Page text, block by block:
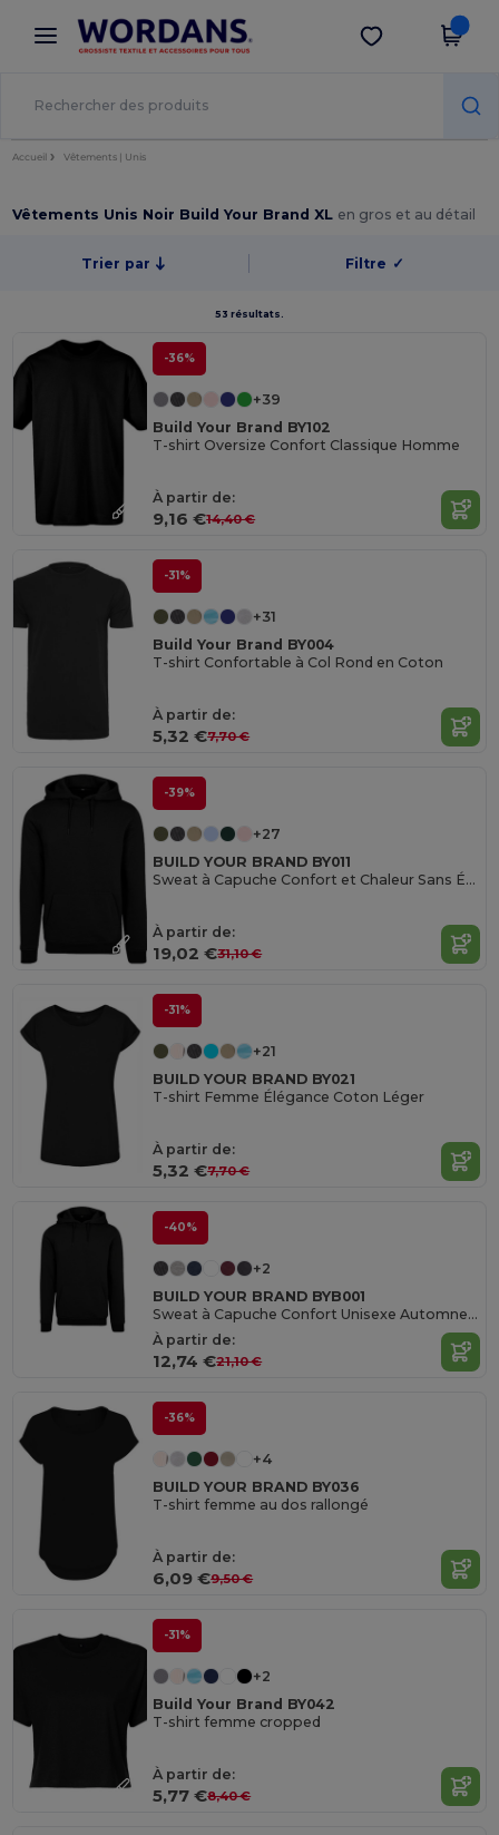
× Appli Wordans
Meilleurs prix sur l’app !
Obtenir l'appli
Accueil Vêtements | Unis
Vêtements Unis Noir Build Your Brand XL en gros et au détail
Trier par Filtre ✓
53 résultats.
-36%
+39
Build Your Brand BY102
T-shirt Oversize Confort Classique Homme
À partir de:
9,16 €14,40 €
-31%
+31
Build Your Brand BY004
T-shirt Confortable à Col Rond en Coton
À partir de:
5,32 €7,70 €
-39%
+27
BUILD YOUR BRAND BY011
Sweat à Capuche Confort et Chaleur Sans Étiquette
À partir de:
19,02 €31,10 €
-31%
+21
BUILD YOUR BRAND BY021
T-shirt Femme Élégance Coton Léger
À partir de:
5,32 €7,70 €
-40%
+2
BUILD YOUR BRAND BYB001
Sweat à Capuche Confort Unisexe Automne-Hiver
À partir de:
12,74 €21,10 €
-36%
+4
BUILD YOUR BRAND BY036
T-shirt femme au dos rallongé
À partir de:
6,09 €9,50 €
-31%
+2
Build Your Brand BY042
T-shirt femme cropped
À partir de:
5,77 €8,40 €